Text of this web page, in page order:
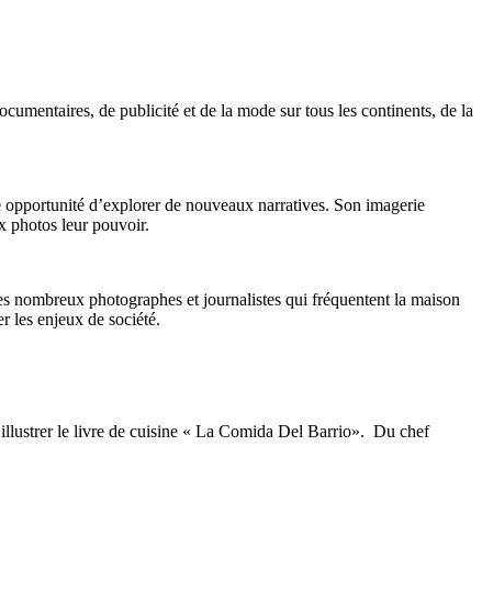
de publicité et de la mode sur tous les continents, de la
d’explorer de nouveaux narratives. Son imagerie
photos leur pouvoir.
nombreux photographes et journalistes qui fréquentent la maison
les enjeux de société.
le livre de cuisine « La Comida Del Barrio». Du chef